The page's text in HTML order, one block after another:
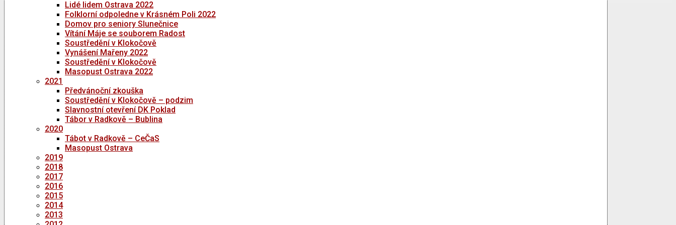
Lidé lidem Ostrava 2022
Folklorní odpoledne v Krásném Poli 2022
Domov pro seniory Slunečnice
Vítání Máje se souborem Radost
Soustředění v Klokočově
Vynášení Mařeny 2022
Soustředění v Klokočově
Masopust Ostrava 2022
2021
Předvánoční zkouška
Soustředění v Klokočově – podzim
Slavnostní otevření DK Poklad
Tábor v Radkově – Bublina
2020
Tábot v Radkově – CeČaS
Masopust Ostrava
2019
2018
2017
2016
2015
2014
2013